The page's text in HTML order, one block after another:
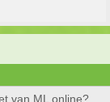
van ML online?